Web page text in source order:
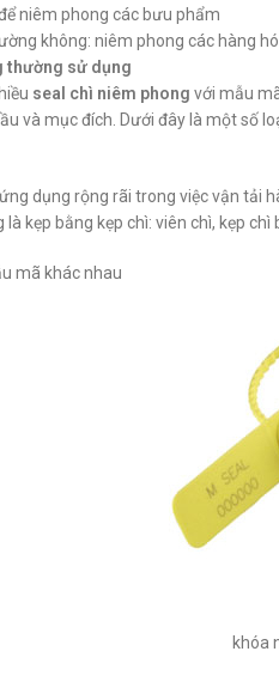
niêm phong các bưu phẩm
không: niêm phong các hàng
thường sử dụng
seal chì niêm phong với mẫu
và mục đích. Dưới đây là một số
dụng rộng rãi trong việc vận tải
kẹp bằng kẹp chì: viên chì, kẹp chì
mã khác nhau
khóa